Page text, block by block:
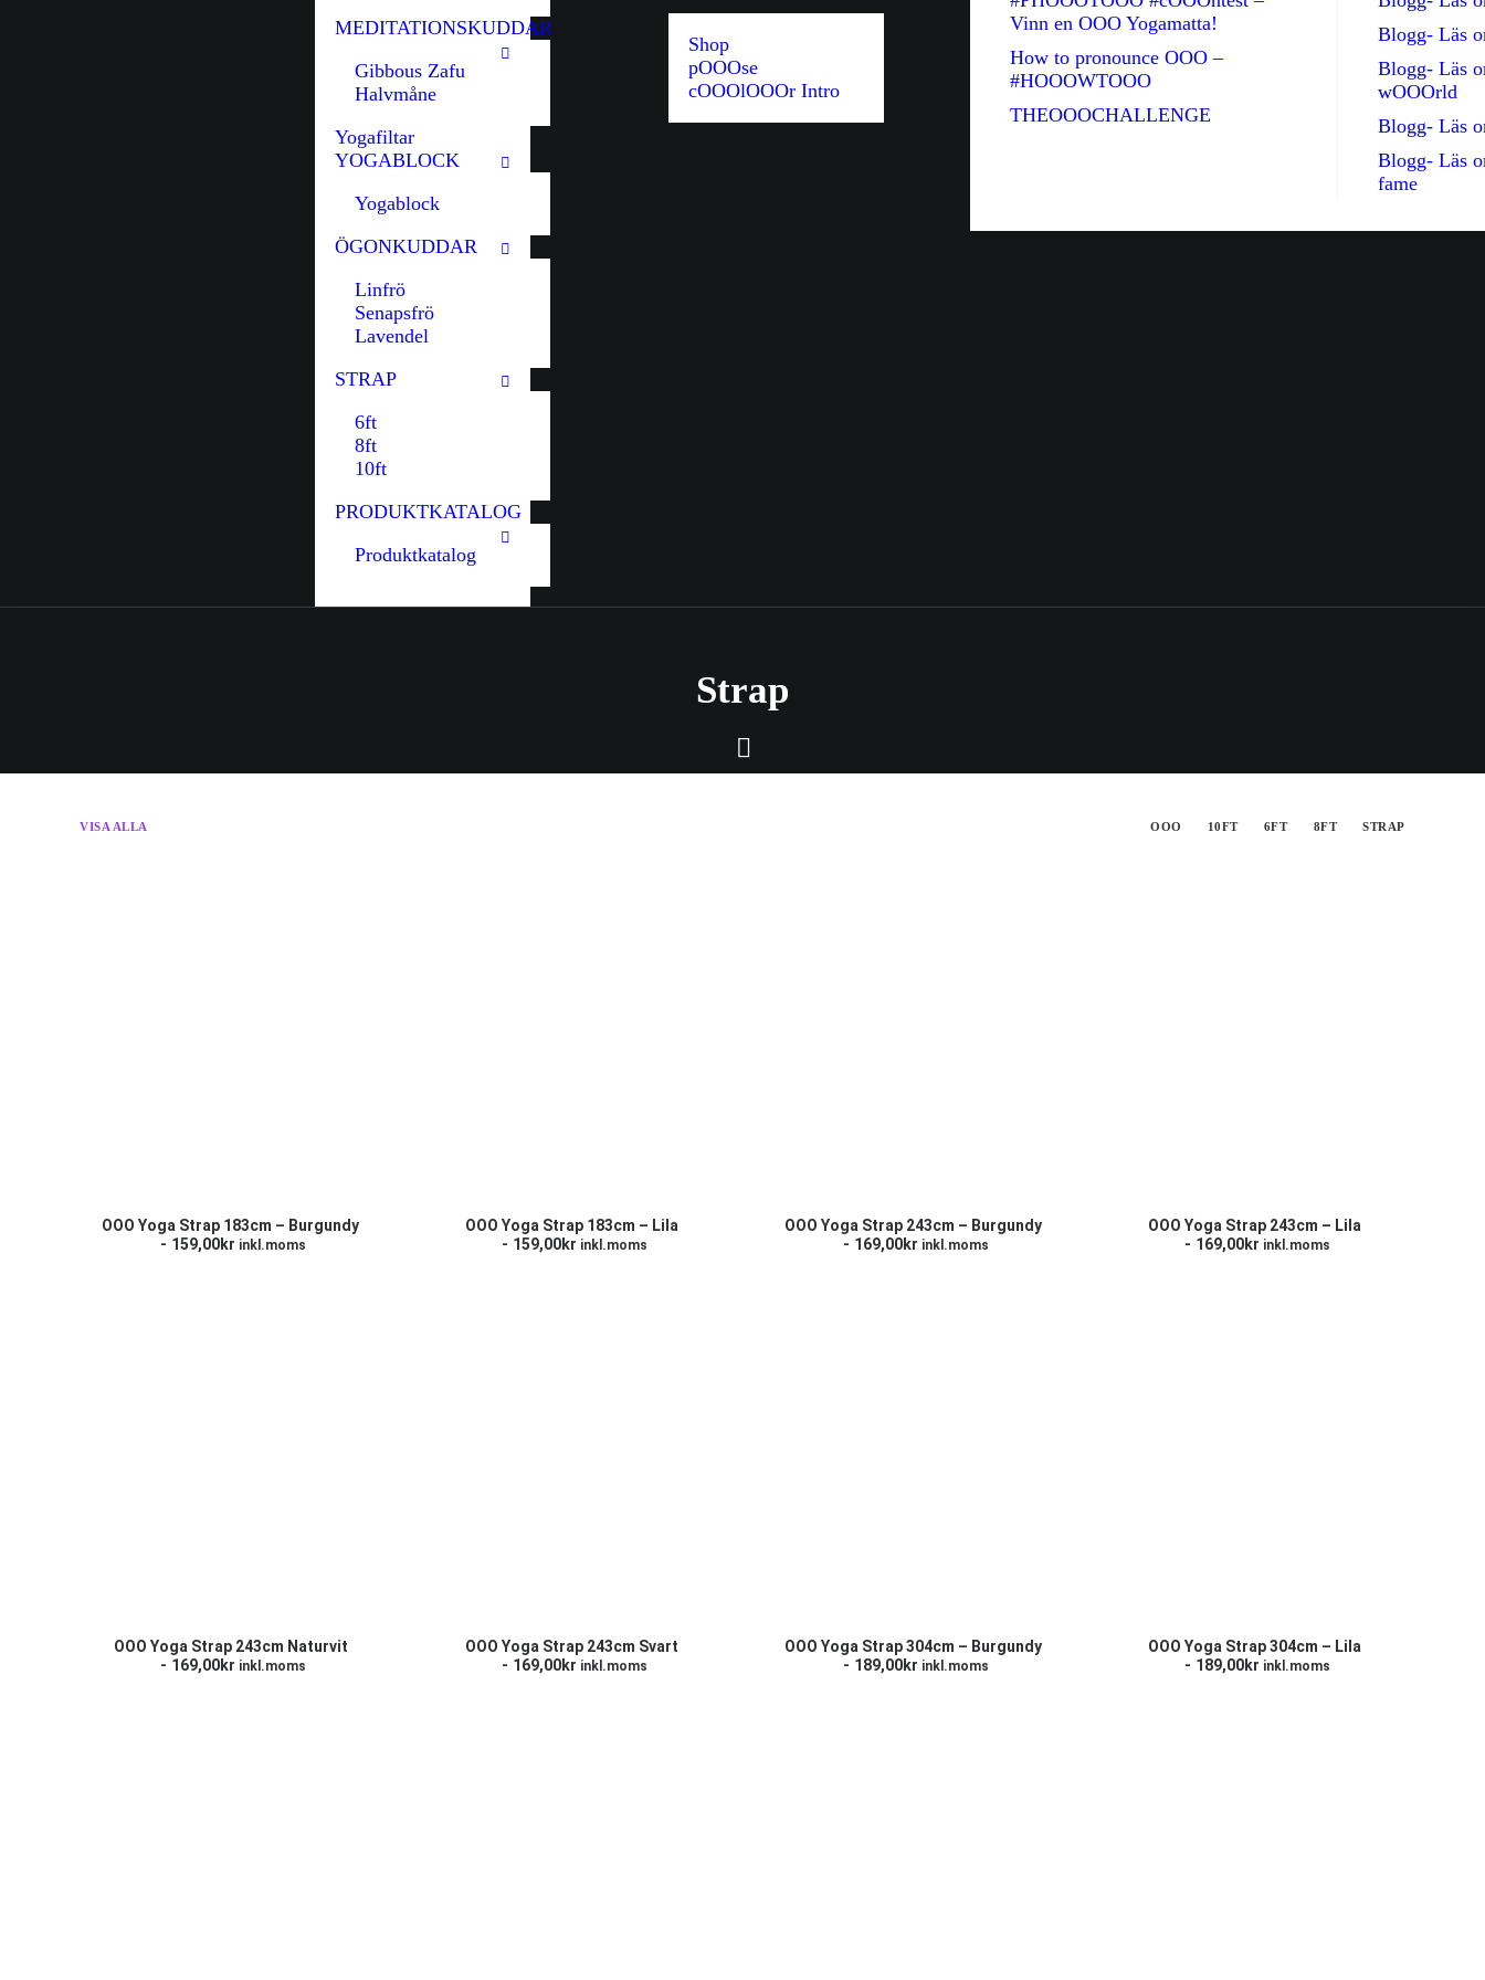
MEDITATIONSKUDDAR
Gibbous Zafu
Halvmåne
Yogafiltar
YOGABLOCK
Yogablock
ÖGONKUDDAR
Linfrö
Senapsfrö
Lavendel
STRAP
6ft
8ft
10ft
PRODUKTKATALOG
Produktkatalog
Shop
pOOOse
cOOOlOOOr Intro
Vinn en OOO Yogamatta!
How to pronounce OOO –
#HOOOWTOOO
THEOOOCHALLENGE
Blogg- Läs
Blogg- Läs
wOOOrld
Blogg- Läs
Blogg- Läs
fame
Strap
VISA ALLA OOO 10FT 6FT 8FT STRAP
LÄGG TILL I VARUKORG
OOO Yoga Strap 183cm – Burgundy
159,00kr inkl.moms
LÄGG TILL I VARUKORG
OOO Yoga Strap 183cm – Lila
159,00kr inkl.moms
LÄGG TILL I VARUKORG
OOO Yoga Strap 243cm – Burgundy
169,00kr inkl.moms
LÄGG TILL I VARUKORG
OOO Yoga Strap 243cm – Lila
169,00kr inkl.moms
LÄGG TILL I VARUKORG
OOO Yoga Strap 243cm Naturvit
169,00kr inkl.moms
LÄGG TILL I VARUKORG
OOO Yoga Strap 243cm Svart
169,00kr inkl.moms
LÄGG TILL I VARUKORG
OOO Yoga Strap 304cm – Burgundy
189,00kr inkl.moms
LÄGG TILL I VARUKORG
OOO Yoga Strap 304cm – Lila
189,00kr inkl.moms